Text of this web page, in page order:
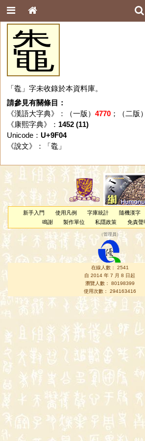
鼄
「鼄」字未收錄於本資料庫。
請參見有關條目：
《漢語大字典》：（一版） 4770；（二版）
《康熙字典》： 1452 (11)
Unicode： U+9F04
《說文》：「 鼄」
新手入門 使用凡例 字庫統計 隨機漢字
鳴謝
製作單位 私隱政策 免責聲
（管理員 ）
在線人數： 2541
自 2014 年 7 月 8 日起
瀏覽人數： 80198399
使用次數： 294163416